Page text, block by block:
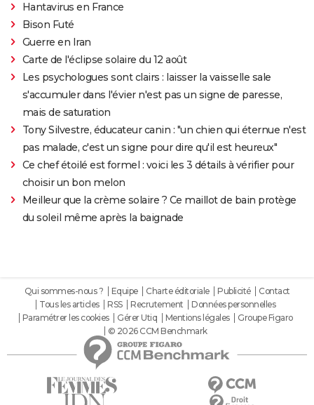
Hantavirus en France
Bison Futé
Guerre en Iran
Carte de l'éclipse solaire du 12 août
Les psychologues sont clairs : laisser la vaisselle sale
s'accumuler dans l'évier n'est pas un signe de paresse,
mais de saturation
Tony Silvestre, éducateur canin : "un chien qui éternue n'est
pas malade, c'est un signe pour dire qu'il est heureux"
Ce chef étoilé est formel : voici les 3 détails à vérifier pour
choisir un bon melon
Meilleur que la crème solaire ? Ce maillot de bain protège
du soleil même après la baignade
Qui sommes-nous ? Equipe Charte éditoriale Publicité
Contact
Tous les articles
RSS Recrutement
Données personnelles
Paramétrer les cookies
Gérer Utiq Mentions légales
Groupe Figaro
© 2026 CCM Benchmark